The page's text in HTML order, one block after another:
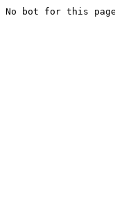
No bot for this page. 本